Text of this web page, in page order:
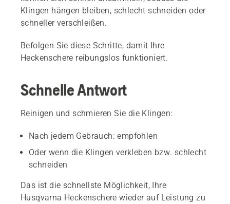
Klingen hängen bleiben, schlecht schneiden oder
schneller verschleißen.
Befolgen Sie diese Schritte, damit Ihre
Heckenschere reibungslos funktioniert.
Schnelle Antwort
Reinigen und schmieren Sie die Klingen:
Nach jedem Gebrauch: empfohlen
Oder wenn die Klingen verkleben bzw. schlecht
schneiden
Das ist die schnellste Möglichkeit, Ihre
Husqvarna Heckenschere wieder auf Leistung zu